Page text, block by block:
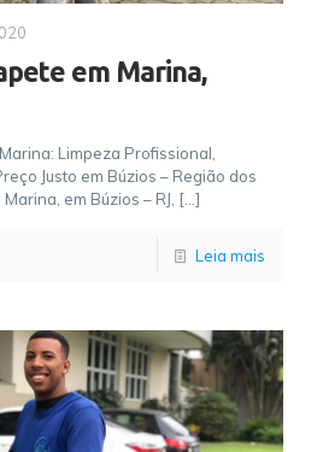
em Marina,
Limpeza Profissional,
Justo em Búzios – Região dos
em Búzios – RJ, […]
Leia mais